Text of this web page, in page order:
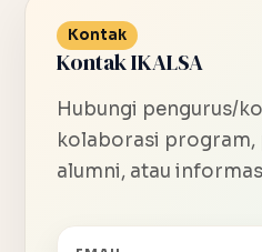
Kontak
Kontak IKALSA
Hubungi pengurus/
kolaborasi program,
alumni, atau